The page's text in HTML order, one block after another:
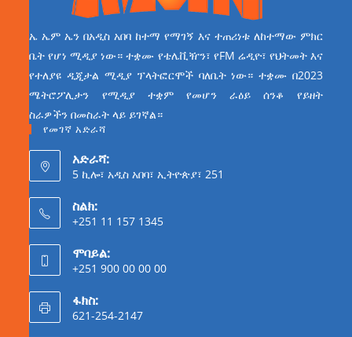
ኤ ኤም ኤን በአዲስ አበባ ከተማ የማገኝ እና ተጠሪነቱ ለከተማው ምክር
ቤት የሆነ ሚዲያ ነው። ተቋሙ የቴሌቪዥን፣ የFM ሬዲዮ፣ የህትመት እና
የተለያዩ ዲጂታል ሚዲያ ፕላትፎርሞች ባለቤት ነው። ተቋሙ በ2023
ሜትሮፖሊታን የሚዲያ ተቋም የመሆን ራዕይ ሰንቆ የይዘት
ስራዎችን በመስራት ላይ ይገኛል።
የመገኛ አድራሻ
አድራሻ:
5 ኪሎ፣ አዲስ አበባ፣ ኢትዮጵያ፣ 251
ስልክ:
+251 11 157 1345
ሞባይል:
+251 900 00 00 00
ፋክስ:
621-254-2147